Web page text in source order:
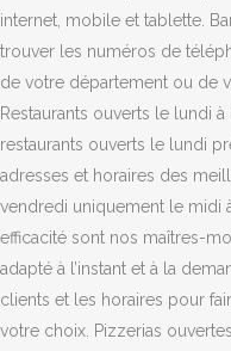
internet, mobile et tablette.
trouver les numéros de
de votre département ou de
Restaurants ouverts le lundi
restaurants ouverts le lundi
adresses et horaires des
vendredi uniquement le midi
efficacité sont nos maîtres-
adapté à l’instant et à la
clients et les horaires pour
votre choix. Pizzerias